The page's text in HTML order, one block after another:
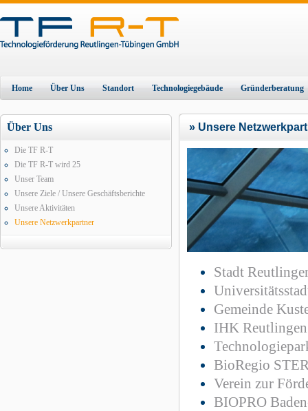
Home Über Uns Standort Technologiegebäude Gründerberatung
Über Uns
Die TF R-T
Die TF R-T wird 25
Unser Team
Unsere Ziele / Unsere Geschäftsberichte
Unsere Aktivitäten
Unsere Netzwerkpartner
» Unsere
Stadt
Gemeinde
IHK Reutlingen
BioRegio
Verein zur
BIOPRO